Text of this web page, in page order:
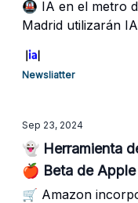
un fondo para
🚇 IA en el metro
Madrid utilizarán
Newsliatter
Sep 23, 2024
👻 Herramienta
🍎 Beta de
🛒 Amazon